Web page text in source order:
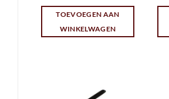
TOEVOEGEN AAN
WINKELWAGEN